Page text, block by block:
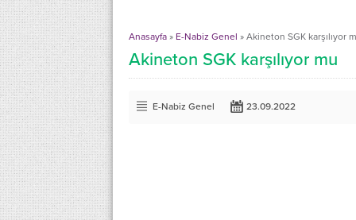
Anasayfa » E-Nabiz Genel » Akineton SGK karşılıyor
Akineton SGK karşılıyor mu
E-Nabiz Genel 23.09.2022